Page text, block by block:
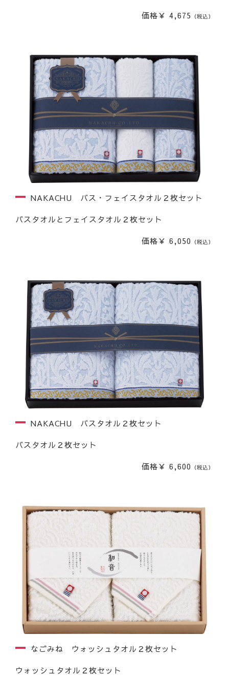
価格￥ 4,675 （税込）
NAKACHU バス・フェイスタオル２枚セット
バスタオルとフェイスタオル２枚セット
価格￥ 6,050 （税込）
NAKACHU バスタオル２枚セット
バスタオル２枚セット
価格￥ 6,600 （税込）
なごみね ウォッシュタオル２枚セット
ウォッシュタオル２枚セット